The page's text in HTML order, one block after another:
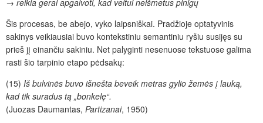
Šis procesas, be abejo, vyko laipsniškai. Pradžioje optatyvinis
sakinys veikiausiai buvo kontekstiniu semantiniu ryšiu susijęs su
prieš jį einančiu sakiniu. Net palyginti nesenuose tekstuose galima
rasti šio tarpinio etapo pėdsakų:
(15) Iš bulvinės buvo išnešta beveik metras gylio žemės į lauką,
kad tik suradus tą „bonkelę“.
(Juozas Daumantas, Partizanai, 1950)